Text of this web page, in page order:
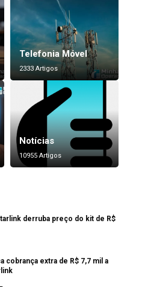
Telefonia Móvel
2333 Artigos
Notícias
10955 Artigos
derruba preço do kit de R$
cobrança extra de R$ 7,7 mil a